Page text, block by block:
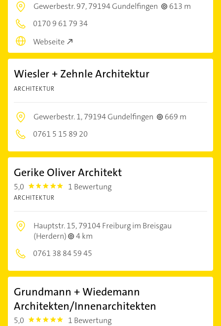
Gewerbestr. 97,79194 Gundelfingen
613 m
0170 9 61 79 34
Webseite
Wiesler + Zehnle Architektur
ARCHITEKTUR
Gewerbestr. 1,79194 Gundelfingen
669 m
0761 5 15 89 20
Gerike Oliver Architekt
5,0 5.0 1 Bewertung
ARCHITEKTUR
Hauptstr. 15,79104 Freiburg im Breisgau
(Herdern)
4 km
0761 38 84 59 45
Grundmann + Wiedemann
Architekten/Innenarchitekten
5,0 5.0 1 Bewertung